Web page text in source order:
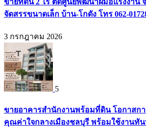
จัดสรรขนาดเล็ก บ้าน-โกดัง โทร 062-
3 กรกฎาคม 2026
5
ขายอาคารสำนักงานพร้อมที่ดิน โอกาสก
คุณค่าใจกลางเมืองชลบุรี พร้อมใช้งานทัน